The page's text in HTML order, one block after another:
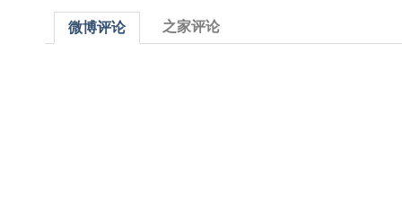
微博评论 之家评论